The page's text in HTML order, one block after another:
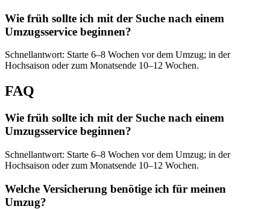
Wie früh sollte ich mit der Suche nach einem
Umzugsservice beginnen?
Schnellantwort: Starte 6–8 Wochen vor dem Umzug; in der
Hochsaison oder zum Monatsende 10–12 Wochen.
FAQ
Wie früh sollte ich mit der Suche nach einem
Umzugsservice beginnen?
Schnellantwort: Starte 6–8 Wochen vor dem Umzug; in der
Hochsaison oder zum Monatsende 10–12 Wochen.
Welche Versicherung benötige ich für meinen
Umzug?